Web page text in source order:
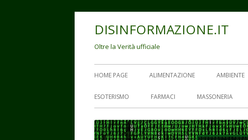
DISINFORMAZIONE.IT
Oltre la Verità ufficiale
Menu
principale
HOME PAGE ALIMENTAZIONE AMBIENTE
ESOTERISMO FARMACI MASSONERIA